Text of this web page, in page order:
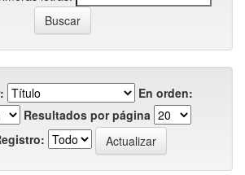
En orden:
Resultados por página